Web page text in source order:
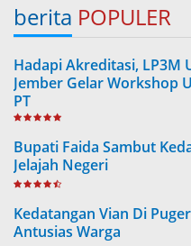
berita POPULER
Hadapi Akreditasi, LP3M
Jember Gelar Workshop
PT
Bupati Faida Sambut
Jelajah Negeri
Kedatangan Vian Di
Antusias Warga